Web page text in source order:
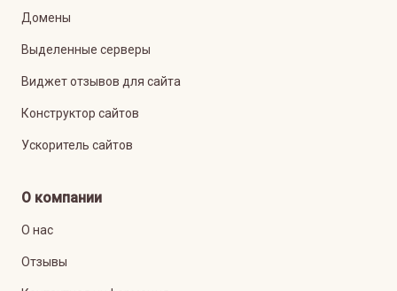
Домены
Выделенные серверы
Виджет отзывов для сайта
Конструктор сайтов
Ускоритель сайтов
О компании
О нас
Отзывы